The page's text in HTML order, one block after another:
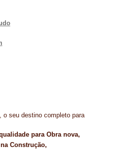
o seu destino completo para
para Obra nova,
Construção,